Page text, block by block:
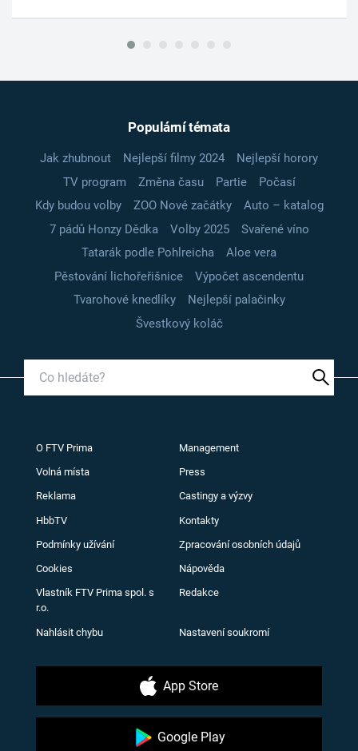
Populární témata
Jak zhubnout Nejlepší filmy 2024
Nejlepší horory
TV program
Změna času Partie
Počasí
Kdy budou volby
ZOO Nové začátky
Auto – katalog
7 pádů Honzy Dědka
Volby 2025
Svařené víno
Tatarák podle Pohlreicha
Aloe vera
Pěstování lichořeřišnice
Výpočet ascendentu
Tvarohové knedlíky
Nejlepší palačinky
Švestkový koláč
O FTV Prima Management
Volná místa Press
Reklama Castingy a výzvy
HbbTV Kontakty
Podmínky užívání Zpracování osobních údajů
Cookies Nápověda
Vlastník FTV Prima spol. s
r.o.
Redakce
Nahlásit chybu Nastavení soukromí
App Store
Google Play